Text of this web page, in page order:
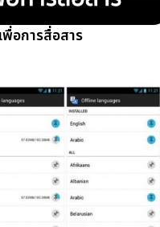
พื่อการสื่อสาร